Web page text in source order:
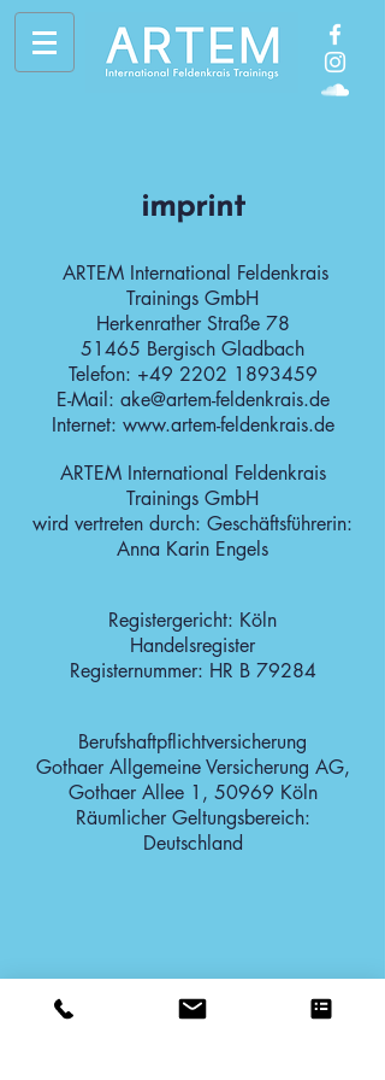
imprint
ARTEM International Feldenkrais
Trainings GmbH
Herkenrather Straße 78
51465 Bergisch Gladbach
Telefon: +49 2202 1893459
E-Mail: ake@artem-feldenkrais.de
Internet: www.artem-feldenkrais.de
ARTEM International Feldenkrais
Trainings GmbH
wird vertreten durch: Geschäftsführerin:
Anna Karin Engels
Registergericht: Köln
Handelsregister
Registernummer: HR B 79284
Berufshaftpflichtversicherung
Gothaer Allgemeine Versicherung AG,
Gothaer Allee 1, 50969 Köln
Räumlicher Geltungsbereich:
Deutschland